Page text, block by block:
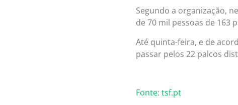
Segundo a organização,
de 70 mil pessoas de 163
Até quinta-feira, e de
passar pelos 22 palcos
Fonte: tsf.pt